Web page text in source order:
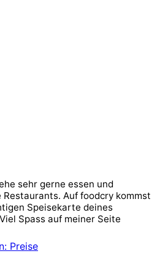
sehr gerne essen und
Auf foodcry kommst
Speisekarte deines
Spass auf meiner Seite
Preise